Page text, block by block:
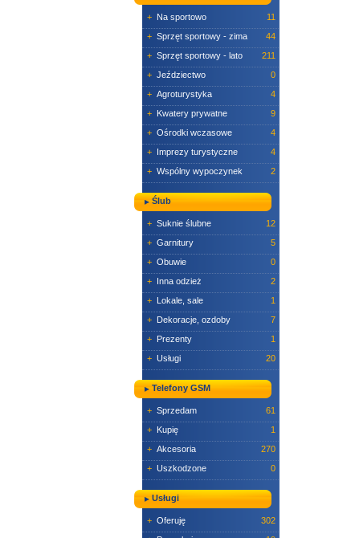
+ Na sportowo
11
+ Sprzęt sportowy - zima
44
+ Sprzęt sportowy - lato
211
+ Jeździectwo
0
+ Agroturystyka
4
+ Kwatery prywatne
9
+ Ośrodki wczasowe
4
+ Imprezy turystyczne
4
+ Wspólny wypoczynek 2
Ślub
+ Suknie ślubne
12
+ Garnitury
5
+ Obuwie
0
+ Inna odzież
2
+ Lokale, sale
1
+ Dekoracje, ozdoby
7
+ Prezenty
1
+ Usługi 20
Telefony GSM
+ Sprzedam
61
+ Kupię
1
+ Akcesoria
270
+ Uszkodzone 0
Usługi
+ Oferuję
302